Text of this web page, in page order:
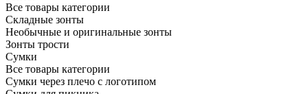
Все товары категории
Складные зонты
Необычные и оригинальные зонты
Зонты трости
Сумки
Все товары категории
Сумки через плечо с логотипом